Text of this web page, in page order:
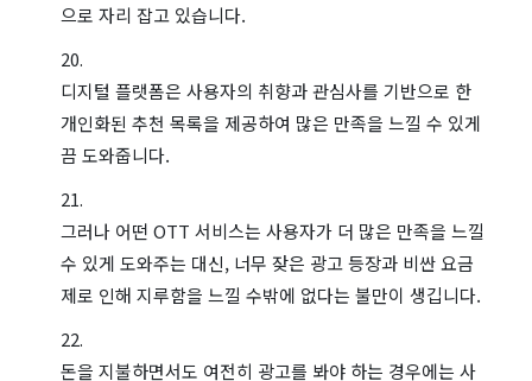
으로 자리 잡고 있습니다.
디지털 플랫폼은 사용자의 취향과 관심사를 기반으로 한
개인화된 추천 목록을 제공하여 많은 만족을 느낄 수 있게
끔 도와줍니다.
그러나 어떤 OTT 서비스는 사용자가 더 많은 만족을 느낄
수 있게 도와주는 대신, 너무 잦은 광고 등장과 비싼 요금
제로 인해 지루함을 느낄 수밖에 없다는 불만이 생깁니다.
돈을 지불하면서도 여전히 광고를 봐야 하는 경우에는 사